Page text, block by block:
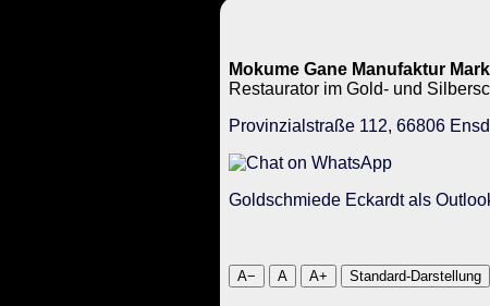
Mokume Gane Manufaktur
Restaurator im Gold- und
Provinzialstraße 112, 66806
Goldschmiede Eckardt als
A− A A+ Standard-Darstellung